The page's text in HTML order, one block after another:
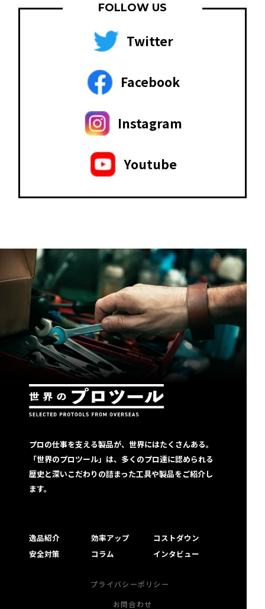
FOLLOW US
Twitter
Facebook
Instagram
Youtube
プロの仕事を支える製品が、世界にはたくさんある。
「世界のプロツール」は、多くのプロ達に認められる
歴史と深いこだわりの詰まった工具や製品をご紹介し
ます。
逸品紹介 効率アップ
コストダウン
安全対策
コラム インタビュー
プライバシーポリシー
お問合わせ